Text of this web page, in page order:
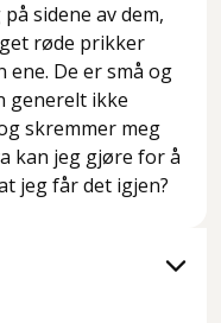
sidene av dem,
røde prikker
ene. De er små og
generelt ikke
skremmer meg
kan jeg gjøre for å
jeg får det igjen?